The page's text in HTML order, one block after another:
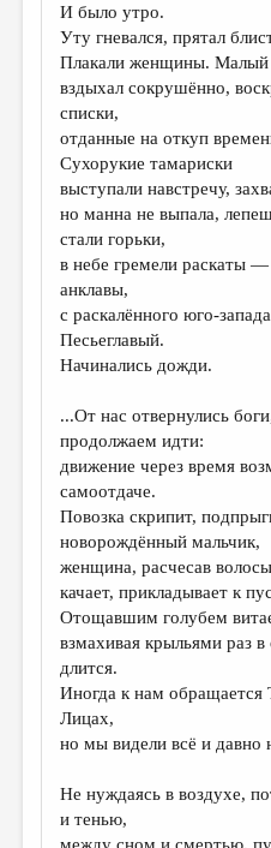
РЕДКОЛЛЕГИЯ
ОТ РЕДАКЦИИ
МАЛАЯ ПРОЗА
ЭССЕИСТИКА
ЛИТЕРАТУРОВЕДЕНИЕ
КУЛЬТУРОВЕДЕНИЕ
ПУБЛИЦИСТИКА
РЕЦЕНЗИРОВАНИЕ
ЦИКЛЫ ПУБЛИКАЦИЙ
МЕДИА
ВКОНТАКТЕ
И было утро.
Уту гневался, прятал
Плакали женщины. Малый
вздыхал сокрушённо,
списки,
отданные на откуп
Сухорукие тамариски
выступали навстречу,
но манна не выпала,
стали горьки,
в небе гремели раскаты
анклавы,
с раскалённого юго-
Песьеглавый.
Начинались дожди.
...От нас отвернулись
продолжаем идти:
движение через время
самоотдаче.
Повозка скрипит,
новорождённый мальчик,
женщина, расчесав
качает, прикладывает к
Отощавшим голубем
взмахивая крыльями раз в
длится.
Иногда к нам обращается
Лицах,
но мы видели всё и давно
Не нуждаясь в воздухе,
и тенью,